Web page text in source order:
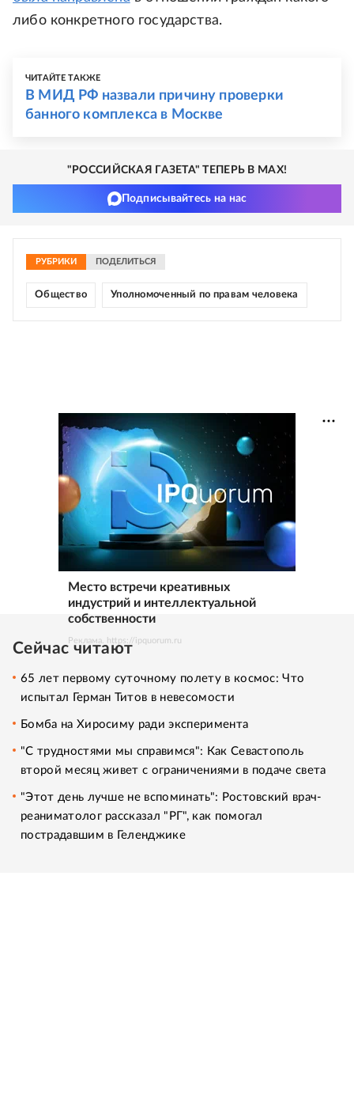
либо конкретного государства.
ЧИТАЙТЕ ТАКЖЕ
В МИД РФ назвали причину проверки
банного комплекса в Москве
"РОССИЙСКАЯ ГАЗЕТА" ТЕПЕРЬ В MAX!
Подписывайтесь на нас
РУБРИКИ ПОДЕЛИТЬСЯ
Общество Уполномоченный по правам человека
Место встречи креативных
индустрий и интеллектуальной
собственности
Реклама. https://ipquorum.ru
Сейчас читают
65 лет первому суточному полету в космос: Что
испытал Герман Титов в невесомости
Бомба на Хиросиму ради эксперимента
"С трудностями мы справимся": Как Севастополь
второй месяц живет с ограничениями в подаче света
"Этот день лучше не вспоминать": Ростовский врач-
реаниматолог рассказал "РГ", как помогал
пострадавшим в Геленджике